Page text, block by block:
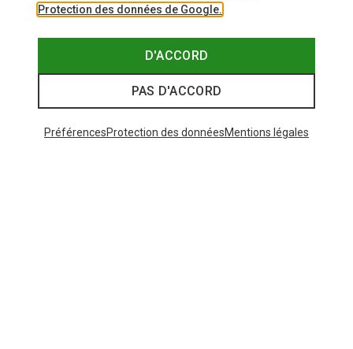
Protection des données de Google.
D'ACCORD
PAS D'ACCORD
PréférencesProtection des donnéesMentions légales